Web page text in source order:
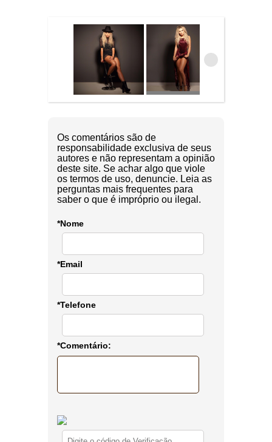
Os comentários são de
responsabilidade exclusiva de seus
autores e não representam a opinião
deste site. Se achar algo que viole
os termos de uso, denuncie. Leia as
perguntas mais frequentes para
saber o que é impróprio ou ilegal.
*Nome
*Email
*Telefone
*Comentário: